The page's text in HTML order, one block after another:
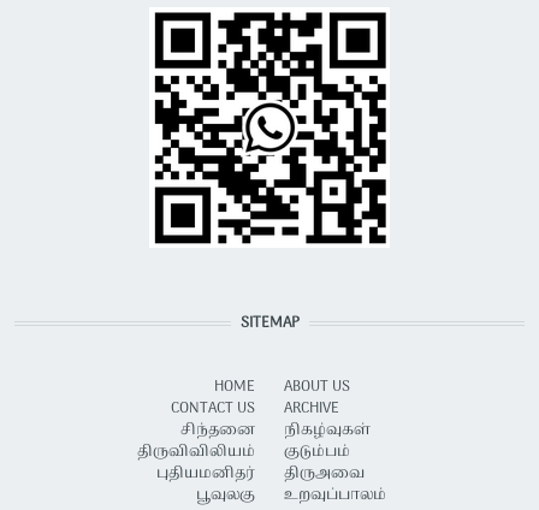
SITEMAP
HOME
CONTACT US
சிந்தனை
திருவிவிலியம்
புதியமனிதர்
பூவுலகு
ABOUT US
ARCHIVE
நிகழ்வுகள்
குடும்பம்
திருஅவை
உறவுப்பாலம்